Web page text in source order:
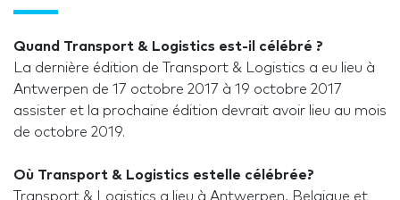
Quand Transport & Logistics est-il célébré ?
La dernière édition de Transport & Logistics a eu lieu à
Antwerpen de 17 octobre 2017 à 19 octobre 2017
assister et la prochaine édition devrait avoir lieu au mois
de octobre 2019.
Où Transport & Logistics estelle célébrée?
Transport & Logistics a lieu à Antwerpen, Belgique et